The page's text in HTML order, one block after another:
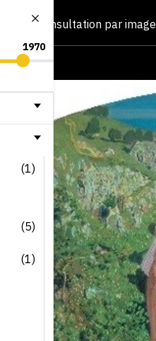
Consultation par image
(1)
(5)
(1)